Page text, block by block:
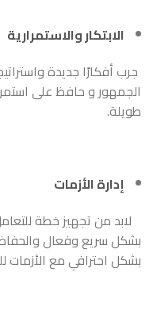
الابتكار والاستمرارية
جرب أفكارًا جديدة
الجمهور و حافظ على
طويلة.
إدارة الأزمات
لابد من تجهيز خطة
بشكل سريع وفعال
بشكل احترافي مع الأزمات